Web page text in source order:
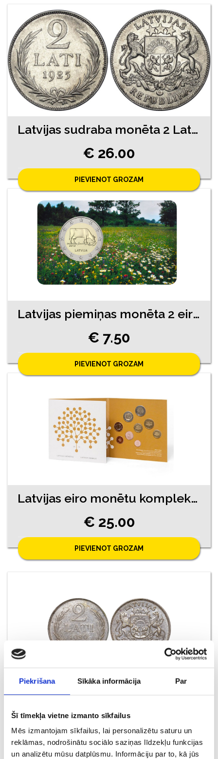
Piekrišana Sīkāka informācija Par
Šī tīmekļa vietne izmanto sīkfailus
Mēs izmantojam sīkfailus, lai personalizētu saturu un
reklāmas, nodrošinātu sociālo saziņas līdzekļu funkcijas
un analizētu mūsu datplūsmu. Informāciju par to, kā jūs
Latvijas sudraba monēta 2 Lati 1925. gads
€ 26.00
PIEVIENOT GROZAM
Latvijas piemiņas monēta 2 eiro Brūna Govs 2016
€ 7.50
PIEVIENOT GROZAM
Latvijas eiro monētu komplekts
€ 25.00
PIEVIENOT GROZAM
Latvijas sudraba monēta 2 Lati 1926. gads
€ 26.00
PIEVIENOT GROZAM